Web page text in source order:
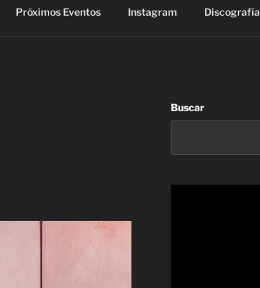
Próximos Eventos Instagram Discografía
Buscar